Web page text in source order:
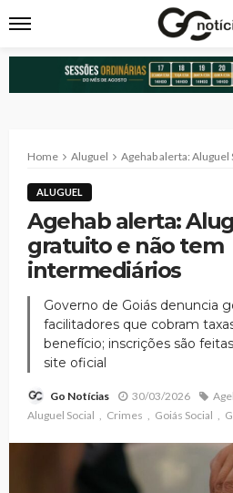
Home Aluguel Agehab alerta: Aluguel
ALUGUEL
Agehab alerta:
gratuito e não tem
intermediários
Governo de Goiás denuncia
facilitadores que cobram
benefício; inscrições são
site oficial
Go Notícias 30/03/2026
Aluguel Social
Crimes Goiás Social